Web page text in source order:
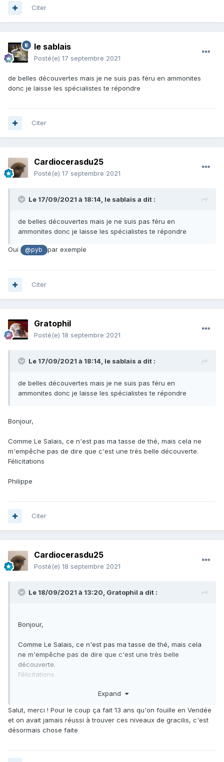
Citer
le sablais
Posté(e) 17 septembre 2021
de belles découvertes mais je ne suis pas féru en ammonites
donc je laisse les spécialistes te répondre
Citer
Cardiocerasdu25
Posté(e) 17 septembre 2021
Le 17/09/2021 à 18:14, le sablais a dit :
de belles découvertes mais je ne suis pas féru en
ammonites donc je laisse les spécialistes te répondre
Oui @pyb par exemple
Citer
Gratophil
Posté(e) 18 septembre 2021
Le 17/09/2021 à 18:14, le sablais a dit :
de belles découvertes mais je ne suis pas féru en
ammonites donc je laisse les spécialistes te répondre
Bonjour,
Comme Le Salais, ce n'est pas ma tasse de thé, mais cela ne
m'empêche pas de dire que c'est une très belle découverte.
Félicitations
Philippe
Citer
Cardiocerasdu25
Posté(e) 18 septembre 2021
Le 18/09/2021 à 13:20, Gratophil a dit :
Bonjour,
Comme Le Salais, ce n'est pas ma tasse de thé, mais cela
ne m'empêche pas de dire que c'est une très belle
découverte.
Félicitations
Expand
Salut, merci ! Pour le coup ça fait 13 ans qu'on fouille en Vendée
et on avait jamais réussi à trouver ces niveaux de gracilis, c'est
désormais chose faite